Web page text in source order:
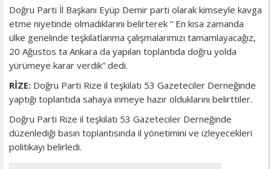
Doğru Parti İl Başkanı Eyüp Demir parti olarak kimseyle kavga
etme niyetinde olmadıklarını belirterek “ En kısa zamanda
ülke genelinde teşkilatlanma çalışmalarımızı tamamlayacağız,
20 Ağustos ta Ankara da yapılan toplantıda doğru yolda
yürümeye karar verdik” dedi.
RİZE: Doğru Parti Rize il teşkilatı 53 Gazeteciler Derneğinde
yaptığı toplantıda sahaya inmeye hazır olduklarını belirttiler.
Doğru Parti Rize il teşkilatı 53 Gazeteciler Derneğinde
düzenlediği basın toplantısında il yönetimini ve izleyecekleri
politikayı belirledi.